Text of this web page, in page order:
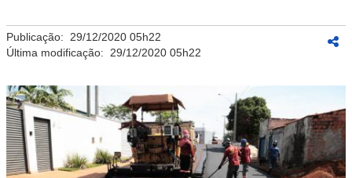
Publicação: 29/12/2020 05h22
Última modificação: 29/12/2020 05h22